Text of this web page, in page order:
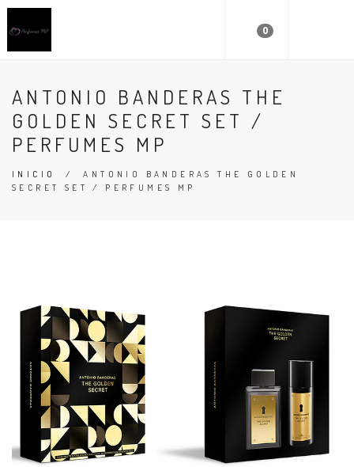
0
ANTONIO BANDERAS THE
GOLDEN SECRET SET /
PERFUMES MP
INICIO /ANTONIO BANDERAS THE GOLDEN
SECRET SET / PERFUMES MP